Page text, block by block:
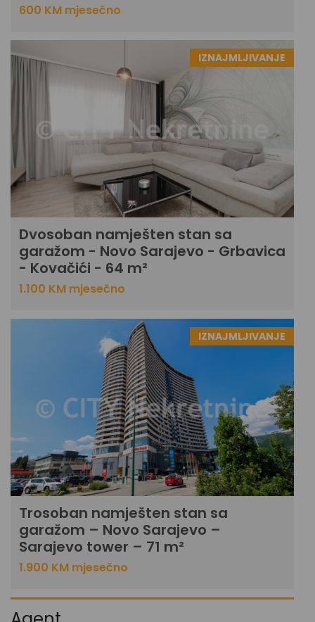
600 KM mjesečno
IZNAJMLJIVANJE
Dvosoban namješten stan sa
garažom - Novo Sarajevo - Grbavica
- Kovačići - 64 m²
1.100 KM mjesečno
IZNAJMLJIVANJE
Trosoban namješten stan sa
garažom – Novo Sarajevo –
Sarajevo tower – 71 m²
1.900 KM mjesečno